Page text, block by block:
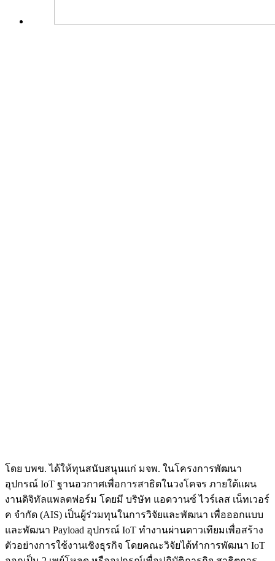
โดย บพข. ได้ให้ทุนสนับสนุนแก่ มจพ. ในโครงการพัฒนา
อุปกรณ์ IoT ฐานอวกาศเพื่อการสาธิตในวงโคจร ภายใต้แผน
งานดิจิทัลแพลตฟอร์ม โดยมี บริษัท แอดวานซ์ ไวร์เลส เน็ทเวอร์
ค จำกัด (AIS) เป็นผู้ร่วมทุนในการวิจัยและพัฒนา เพื่อออกแบบ
และพัฒนา Payload อุปกรณ์ IoT ทำงานผ่านดาวเทียมเพื่อสร้าง
ตัวอย่างการใช้งานเชิงธุรกิจ โดยคณะวิจัยได้ทำการพัฒนา IoT